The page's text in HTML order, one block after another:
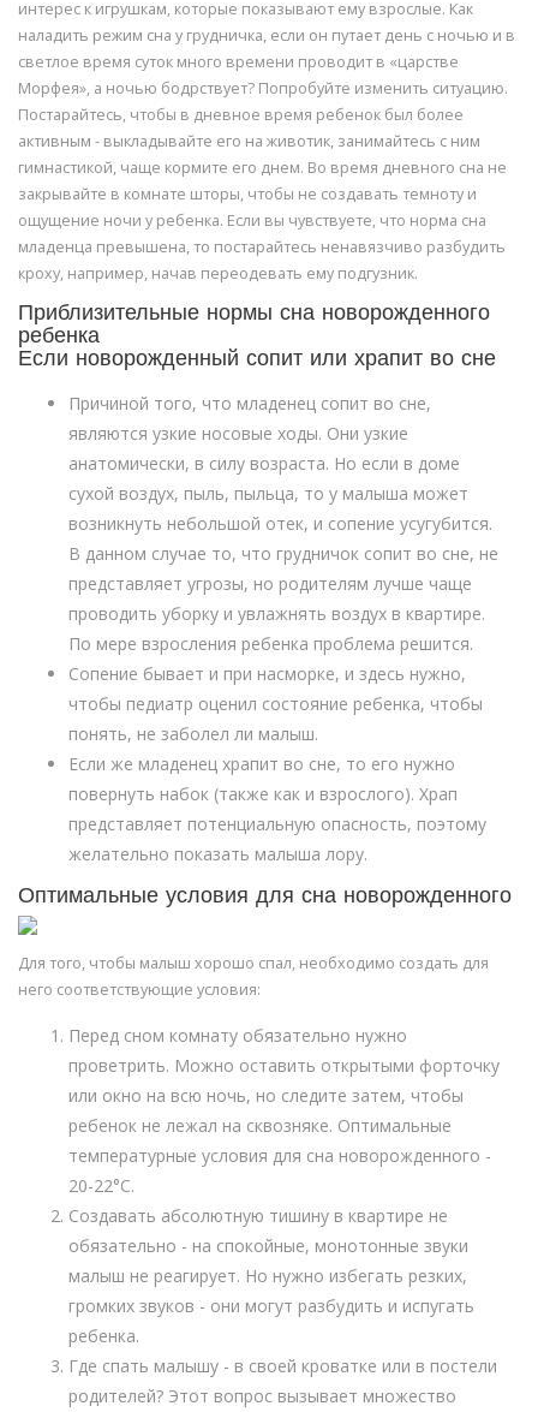
интерес к игрушкам, которые показывают ему взрослые. Как
наладить режим сна у грудничка, если он путает день с ночью и в
светлое время суток много времени проводит в «царстве
Морфея», а ночью бодрствует? Попробуйте изменить ситуацию.
Постарайтесь, чтобы в дневное время ребенок был более
активным - выкладывайте его на животик, занимайтесь с ним
гимнастикой, чаще кормите его днем. Во время дневного сна не
закрывайте в комнате шторы, чтобы не создавать темноту и
ощущение ночи у ребенка. Если вы чувствуете, что норма сна
младенца превышена, то постарайтесь ненавязчиво разбудить
кроху, например, начав переодевать ему подгузник.
Приблизительные нормы сна новорожденного
ребенка
Если новорожденный сопит или храпит во сне
Причиной того, что младенец сопит во сне,
являются узкие носовые ходы. Они узкие
анатомически, в силу возраста. Но если в доме
сухой воздух, пыль, пыльца, то у малыша может
возникнуть небольшой отек, и сопение усугубится.
В данном случае то, что грудничок сопит во сне, не
представляет угрозы, но родителям лучше чаще
проводить уборку и увлажнять воздух в квартире.
По мере взросления ребенка проблема решится.
Сопение бывает и при насморке, и здесь нужно,
чтобы педиатр оценил состояние ребенка, чтобы
понять, не заболел ли малыш.
Если же младенец храпит во сне, то его нужно
повернуть набок (также как и взрослого). Храп
представляет потенциальную опасность, поэтому
желательно показать малыша лору.
Оптимальные условия для сна новорожденного
Для того, чтобы малыш хорошо спал, необходимо создать для
него соответствующие условия:
Перед сном комнату обязательно нужно
проветрить. Можно оставить открытыми форточку
или окно на всю ночь, но следите затем, чтобы
ребенок не лежал на сквозняке. Оптимальные
температурные условия для сна новорожденного -
20-22°С.
Создавать абсолютную тишину в квартире не
обязательно - на спокойные, монотонные звуки
малыш не реагирует. Но нужно избегать резких,
громких звуков - они могут разбудить и испугать
ребенка.
Где спать малышу - в своей кроватке или в постели
родителей? Этот вопрос вызывает множество